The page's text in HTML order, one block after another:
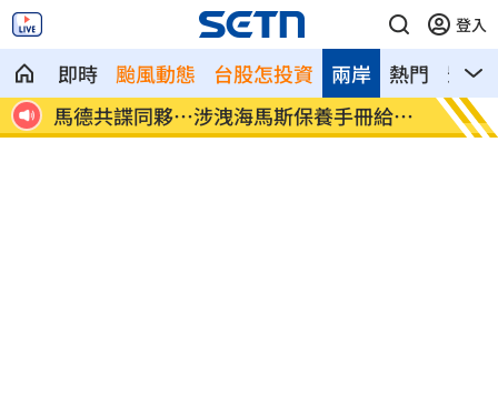
登入
即時 颱風動態 台股怎投資 熱門 影音
兩岸
過
馬德共諜同夥…涉洩海馬斯保養手冊給中
共
世紀